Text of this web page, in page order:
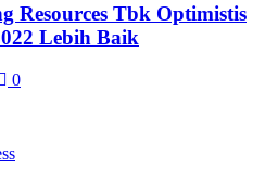
Resources Tbk Optimistis
Lebih Baik
0